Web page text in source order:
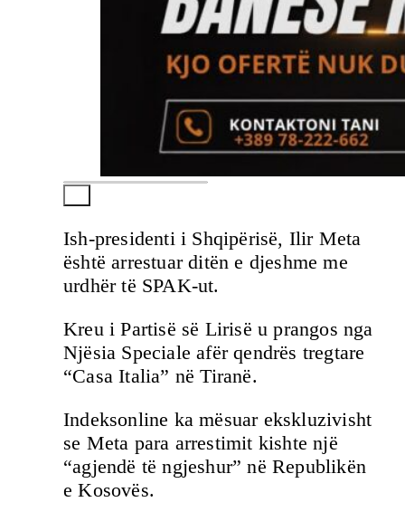
Ish-presidenti i Shqipërisë, Ilir Meta
është arrestuar ditën e djeshme me
urdhër të SPAK-ut.
Kreu i Partisë së Lirisë u prangos nga
Njësia Speciale afër qendrës tregtare
“Casa Italia” në Tiranë.
Indeksonline ka mësuar ekskluzivisht
se Meta para arrestimit kishte një
“agjendë të ngjeshur” në Republikën
e Kosovës.